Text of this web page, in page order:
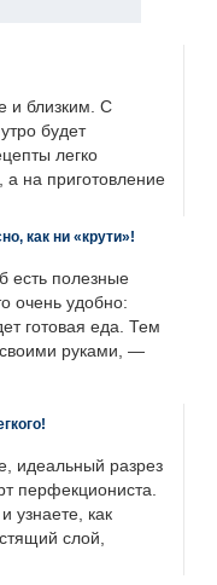
и близким. С
будет
легко
а на приготовление
как ни «крути»!
есть полезные
очень удобно:
готовая еда. Тем
руками, —
идеальный разрез
перфекциониста.
узнаете, как
слой,